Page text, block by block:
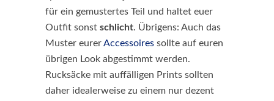
für ein gemustertes Teil und haltet euer
Outfit sonst schlicht. Übrigens: Auch das
Muster eurerAccessoires sollte auf euren
übrigen Look abgestimmt werden.
Rucksäcke mit auffälligen Prints sollten
daher idealerweise zu einem nur dezent